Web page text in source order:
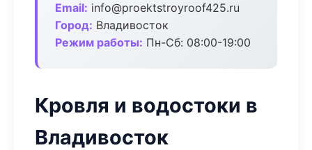
Email: info@proektstroyroof425.ru
Город: Владивосток
Режим работы: Пн-Сб: 08:00-19:00
Кровля и водостоки в
Владивосток